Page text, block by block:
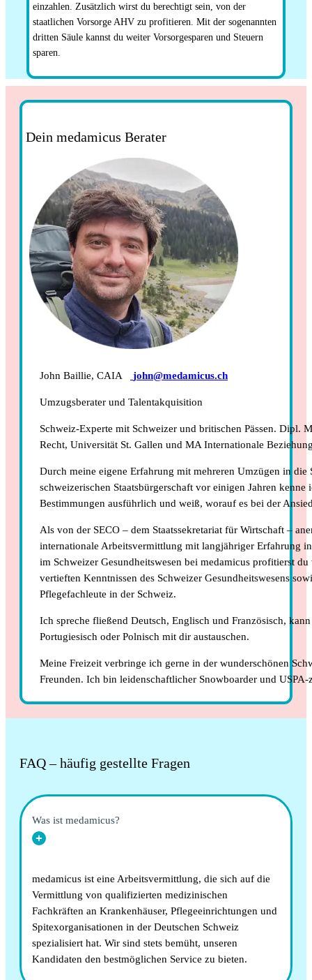
einzahlen. Zusätzlich wirst du berechtigt sein, von der
staatlichen Vorsorge AHV zu profitieren. Mit der sogenannten
dritten Säule kannst du weiter Vorsorgesparen und Steuern
sparen.
Dein medamicus Berater
John Baillie, CAIA john@medamicus.ch
Umzugsberater und Talentakquisition
Schweiz-Experte mit Schweizer und britischen Pässen. Dipl.
Recht, Universität St. Gallen und MA Internationale
Durch meine eigene Erfahrung mit mehreren Umzügen in die
schweizerischen Staatsbürgerschaft vor einigen Jahren kenne
Bestimmungen ausführlich und weiß, worauf es bei der
Als von der SECO – dem Staatssekretariat für Wirtschaft –
internationale Arbeitsvermittlung mit langjähriger Erfahrung
im Schweizer Gesundheitswesen bei medamicus profitierst
vertieften Kenntnissen des Schweizer Gesundheitswesens
Pflegefachleute in der Schweiz.
Ich spreche fließend Deutsch, Englisch und Französisch,
Portugiesisch oder Polnisch mit dir austauschen.
Meine Freizeit verbringe ich gerne in der wunderschönen
Freunden. Ich bin leidenschaftlicher Snowboarder und
FAQ – häufig gestellte Fragen
Was ist medamicus?
medamicus ist eine Arbeitsvermittlung, die sich auf die
Vermittlung von qualifizierten medizinischen
Fachkräften an Krankenhäuser, Pflegeeinrichtungen und
Spitexorganisationen in der Deutschen Schweiz
spezialisiert hat. Wir sind stets bemüht, unseren
Kandidaten den bestmöglichen Service zu bieten.